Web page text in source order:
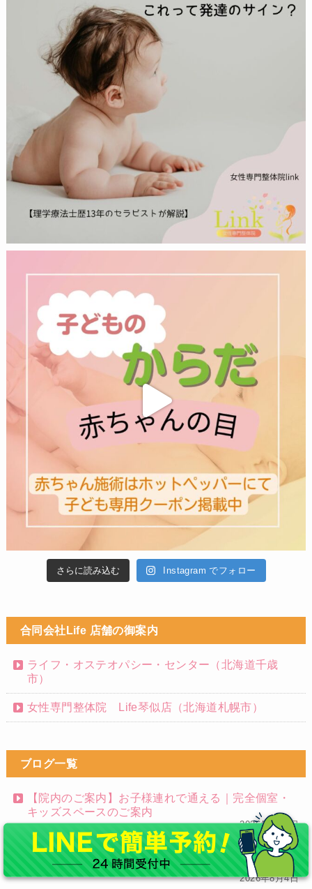
さらに読み込む Instagram でフォロー
合同会社Life 店舗の御案内
ライフ・オステオパシー・センター（北海道千歳
市）
女性専門整体院 Life琴似店（北海道札幌市）
ブログ一覧
【院内のご案内】お子様連れで通える｜完全個室・
キッズスペースのご案内
2026年8月7日
おうちでできる赤ちゃんのマッサージ｜はじめての
タッチケア５つ
2026年8月4日